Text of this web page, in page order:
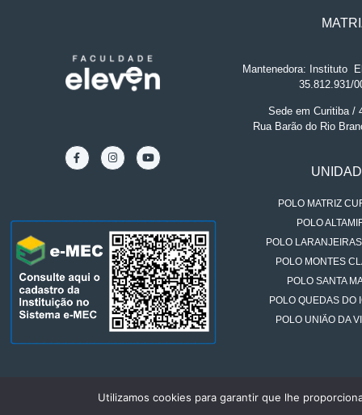
Mantenedora: Instituto.
35.812.931/
Sede em Curitiba /
Rua Barão do Rio
POLO MATRIZ
POLO
POLO
POLO MONTES
POLO SANTA
POLO QUEDAS DO
POLO UNIÃO DA
Utilizamos cookies para garantir que lhe